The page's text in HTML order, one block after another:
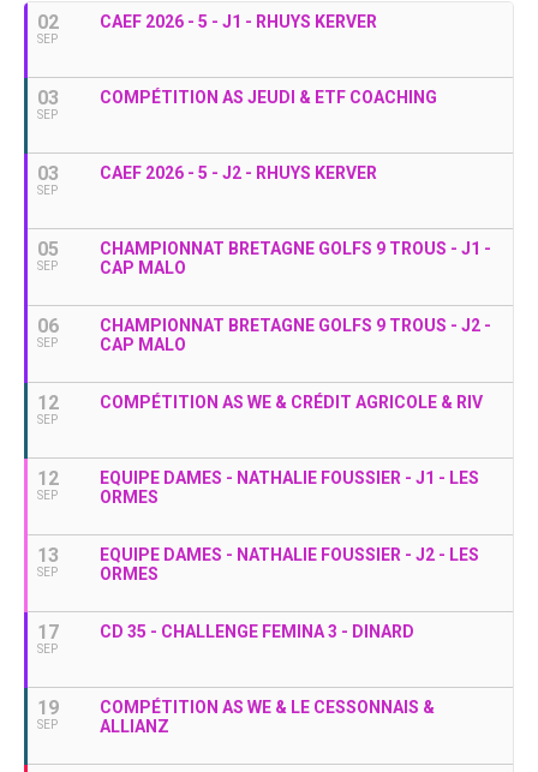
02
SEP
CAEF 2026 - 5 - J1 - RHUYS KERVER
03
SEP
COMPÉTITION AS JEUDI & ETF COACHING
03
SEP
CAEF 2026 - 5 - J2 - RHUYS KERVER
05
SEP
CHAMPIONNAT BRETAGNE GOLFS 9 TROUS - J1 -
CAP MALO
06
SEP
CHAMPIONNAT BRETAGNE GOLFS 9 TROUS - J2 -
CAP MALO
12
SEP
COMPÉTITION AS WE & CRÉDIT AGRICOLE & RIV
12
SEP
EQUIPE DAMES - NATHALIE FOUSSIER - J1 - LES
ORMES
13
SEP
EQUIPE DAMES - NATHALIE FOUSSIER - J2 - LES
ORMES
17
SEP
CD 35 - CHALLENGE FEMINA 3 - DINARD
19
SEP
COMPÉTITION AS WE & LE CESSONNAIS &
ALLIANZ